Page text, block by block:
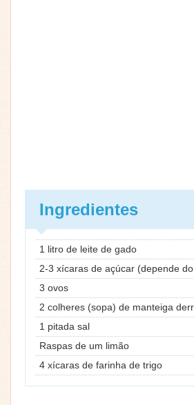
Ingredientes
1 litro de leite de gado
2-3 xícaras de açúcar (depende
3 ovos
2 colheres (sopa) de manteiga
1 pitada sal
Raspas de um limão
4 xícaras de farinha de trigo